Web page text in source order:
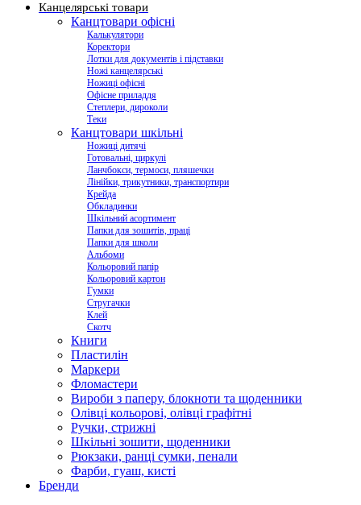
Канцелярські товари
Канцтовари офісні
Калькулятори
Коректори
Лотки для документів і підставки
Ножі канцелярські
Ножиці офісні
Офісне приладдя
Степлери, дироколи
Теки
Канцтовари шкільні
Ножиці дитячі
Готовальні, циркулі
Ланчбокси, термоси, пляшечки
Лінійки, трикутники, транспортири
Крейда
Обкладинки
Шкільний асортимент
Папки для зошитів, праці
Папки для школи
Альбоми
Кольоровий папір
Кольоровий картон
Гумки
Стругачки
Клей
Скотч
Книги
Пластилін
Маркери
Фломастери
Вироби з паперу, блокноти та щоденники
Олівці кольорові, олівці графітні
Ручки, стрижні
Шкільні зошити, щоденники
Рюкзаки, ранці сумки, пенали
Фарби, гуаш, кисті
Бренди